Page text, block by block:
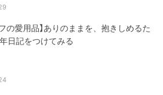
の愛用品】ありのままを、抱きしめるた
日記をつけてみる